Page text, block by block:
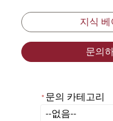
지식 베
문의
* 문의 카테고리
문의 카테고리